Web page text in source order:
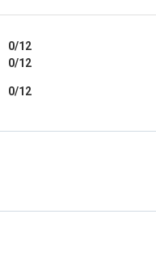
0/12
0/12
0/12